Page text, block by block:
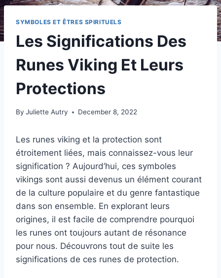
SYMBOLES ET ÊTRES SPIRITUELS
Les Significations Des
Runes Viking Et Leurs
Protections
By Juliette Autry December 8, 2022
Les runes viking et la protection sont
étroitement liées, mais connaissez-vous leur
signification ? Aujourd’hui, ces symboles
vikings sont aussi devenus un élément courant
de la culture populaire et du genre fantastique
dans son ensemble. En explorant leurs
origines, il est facile de comprendre pourquoi
les runes ont toujours autant de résonance
pour nous. Découvrons tout de suite les
significations de ces runes de protection.